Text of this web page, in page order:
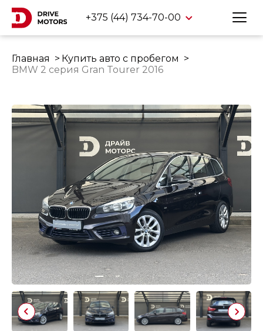
+375 (44) 734-70-00
Главная
Купить авто с пробегом
BMW 2 серия Gran Tourer 2016